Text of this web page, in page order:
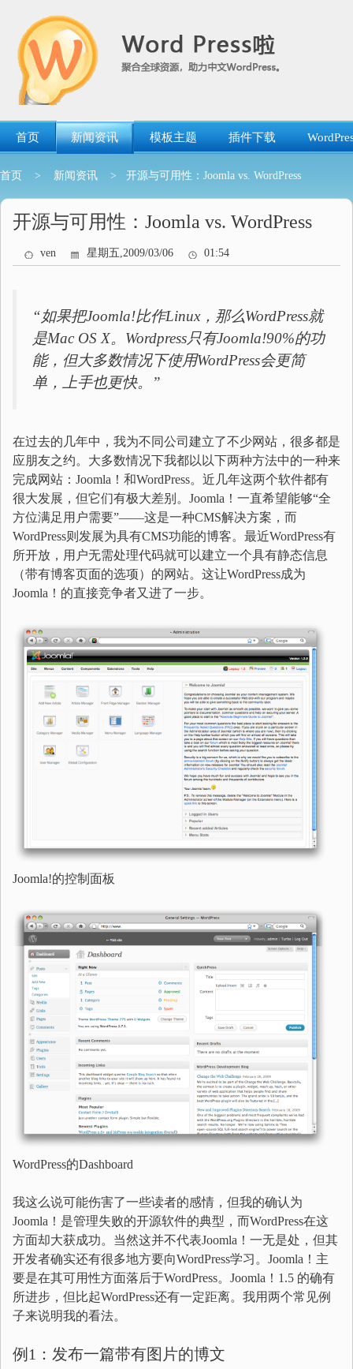
首页 新闻资讯 模板主题 插件下载
首页 > 新闻资讯 > 开源与可用性：Joomla vs. WordPress
开源与可用性：Joomla vs. WordPress
ven 星期五,2009/03/06 01:54
“如果把Joomla!比作Linux，那么WordPress就
是Mac OS X。Wordpress只有Joomla!90%的功
能，但大多数情况下使用WordPress会更简
单，上手也更快。”
在过去的几年中，我为不同公司建立了不少网站，很多都是
应朋友之约。大多数情况下我都以以下两种方法中的一种来
完成网站：Joomla！和WordPress。近几年这两个软件都有
很大发展，但它们有极大差别。Joomla！一直希望能够“全
方位满足用户需要”——这是一种CMS解决方案，而
WordPress则发展为具有CMS功能的博客。最近WordPress有
所开放，用户无需处理代码就可以建立一个具有静态信息
（带有博客页面的选项）的网站。这让WordPress成为
Joomla！的直接竞争者又进了一步。
Joomla!的控制面板
WordPress的Dashboard
我这么说可能伤害了一些读者的感情，但我的确认为
Joomla！是管理失败的开源软件的典型，而WordPress在这
方面却大获成功。当然这并不代表Joomla！一无是处，但其
开发者确实还有很多地方要向WordPress学习。Joomla！主
要是在其可用性方面落后于WordPress。Joomla！1.5 的确有
所进步，但比起WordPress还有一定距离。我用两个常见例
子来说明我的看法。
例1：发布一篇带有图片的博文